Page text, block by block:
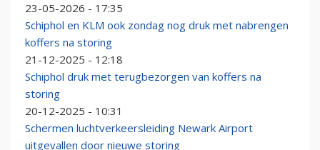
23-05-2026 - 17:35
Schiphol en KLM ook zondag nog druk met nabrengen
koffers na storing
21-12-2025 - 12:18
Schiphol druk met terugbezorgen van koffers na
storing
20-12-2025 - 10:31
Schermen luchtverkeersleiding Newark Airport
uitgevallen door nieuwe storing